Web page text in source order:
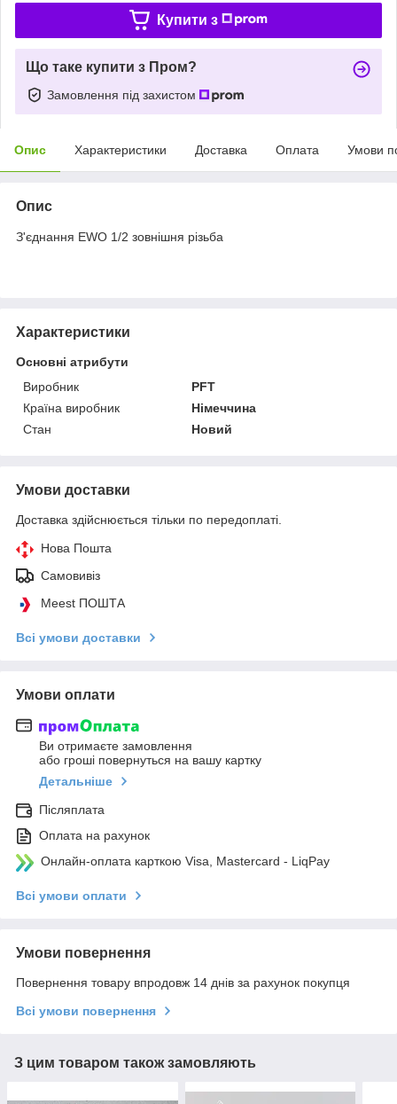
Купити з
Що таке купити з Пром?
Замовлення під захистом
Опис Характеристики Доставка Оплата Умови
Опис
З'єднання EWO 1/2 зовнішня різьба
Характеристики
Основні атрибути
Виробник
PFT
Країна виробник
Німеччина
Стан
Новий
Умови доставки
Доставка здійснюється тільки по передоплаті.
Нова Пошта
Самовивіз
Meest ПОШТА
Всі умови доставки
Умови оплати
Ви отримаєте замовлення
або гроші повернуться на вашу картку
Детальніше
Післяплата
Оплата на рахунок
Онлайн-оплата карткою Visa, Mastercard - LiqPay
Всі умови оплати
Умови повернення
Повернення товару впродовж 14 днів за рахунок покупця
Всі умови повернення
З цим товаром також замовляють